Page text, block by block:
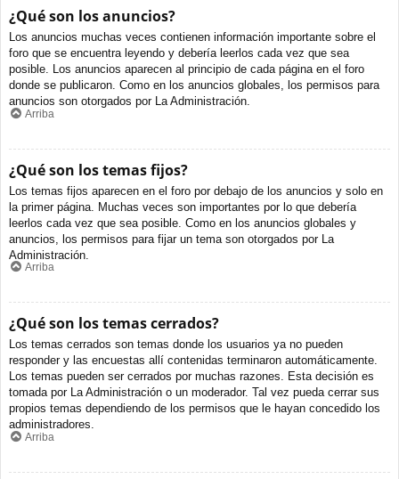
¿Qué son los anuncios?
Los anuncios muchas veces contienen información importante sobre el
foro que se encuentra leyendo y debería leerlos cada vez que sea
posible. Los anuncios aparecen al principio de cada página en el foro
donde se publicaron. Como en los anuncios globales, los permisos para
anuncios son otorgados por La Administración.
Arriba
¿Qué son los temas fijos?
Los temas fijos aparecen en el foro por debajo de los anuncios y solo en
la primer página. Muchas veces son importantes por lo que debería
leerlos cada vez que sea posible. Como en los anuncios globales y
anuncios, los permisos para fijar un tema son otorgados por La
Administración.
Arriba
¿Qué son los temas cerrados?
Los temas cerrados son temas donde los usuarios ya no pueden
responder y las encuestas allí contenidas terminaron automáticamente.
Los temas pueden ser cerrados por muchas razones. Esta decisión es
tomada por La Administración o un moderador. Tal vez pueda cerrar sus
propios temas dependiendo de los permisos que le hayan concedido los
administradores.
Arriba